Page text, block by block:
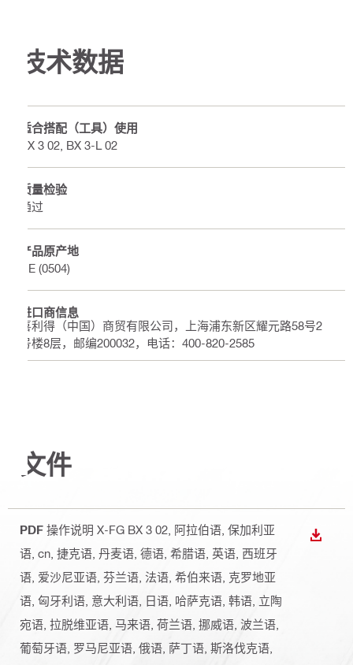
技术数据
适合搭配（工具）使用
BX 3 02, BX 3-L 02
质量检验
通过
产品原产地
DE (0504)
进口商信息
喜利得（中国）商贸有限公司，上海浦东新区耀元路58号2
号楼8层，邮编200032，电话：400-820-2585
文件
PDF 操作说明 X-FG BX 3 02 , 阿拉伯语, 保加利亚
语, cn, 捷克语, 丹麦语, 德语, 希腊语, 英语, 西班牙
语, 爱沙尼亚语, 芬兰语, 法语, 希伯来语, 克罗地亚
语, 匈牙利语, 意大利语, 日语, 哈萨克语, 韩语, 立陶
宛语, 拉脱维亚语, 马来语, 荷兰语, 挪威语, 波兰语,
葡萄牙语, 罗马尼亚语, 俄语, 萨丁语, 斯洛伐克语,
下载